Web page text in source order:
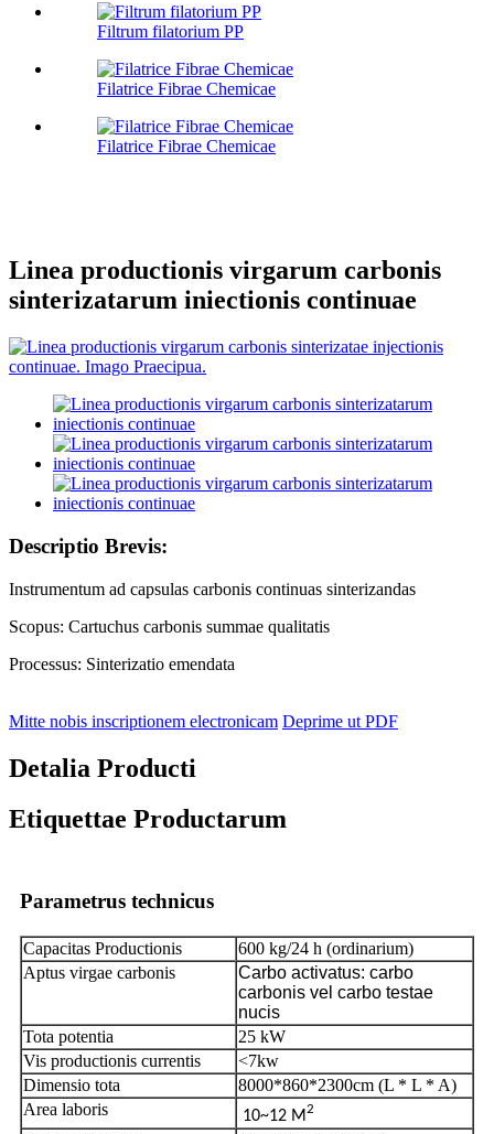
Filtrum filatorium PP
Filatrice Fibrae Chemicae
Filatrice Fibrae Chemicae
Linea productionis virgarum carbonis
sinterizatarum iniectionis continuae
Descriptio Brevis:
Instrumentum ad capsulas carbonis continuas sinterizandas
Scopus: Cartuchus carbonis summae qualitatis
Processus: Sinterizatio emendata
Mitte nobis inscriptionem electronicam Deprime ut PDF
Detalia Producti
Etiquettae Productarum
Parametrus technicus
Capacitas Productionis
600 kg/24 h (ordinarium)
Aptus virgae carbonis
Carbo activatus: carbo
carbonis vel carbo testae
nucis
Tota potentia
25 kW
Vis productionis currentis
<7kw
Dimensio tota
8000*860*2300cm (L * L * A)
Area laboris
10~12 M2